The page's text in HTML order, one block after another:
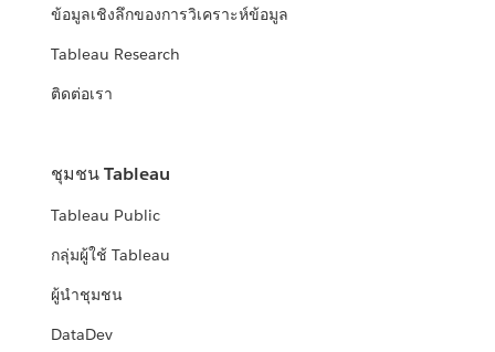
ข้อมูลเชิงลึกของการวิเคราะห์ข้อมูล
Tableau Research
ติดต่อเรา
ชุมชน Tableau
Tableau Public
กลุ่มผู้ใช้ Tableau
ผู้นำชุมชน
DataDev